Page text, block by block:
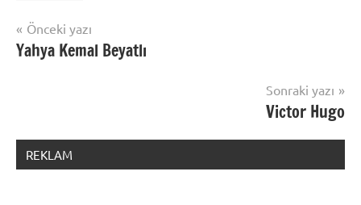
Yazı
gezinmesi
Önceki yazı
Yahya Kemal Beyatlı
Sonraki yazı
Victor Hugo
REKLAM